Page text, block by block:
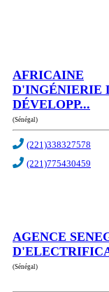
AFRICAINE
D'INGÉNIERIE
DÉVELOPP...
(Sénégal)
(221)338327578
(221)775430459
AGENCE
(Sénégal)